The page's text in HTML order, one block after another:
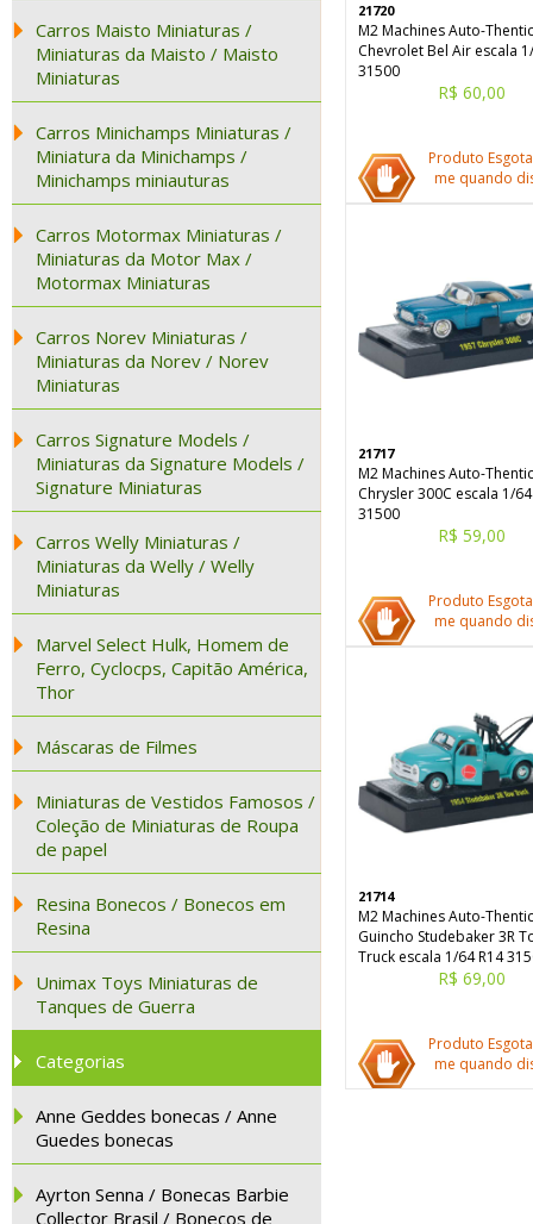
Carros Maisto Miniaturas /
Miniaturas da Maisto / Maisto
Miniaturas
Carros Minichamps Miniaturas /
Miniatura da Minichamps /
Minichamps miniauturas
Carros Motormax Miniaturas /
Miniaturas da Motor Max /
Motormax Miniaturas
Carros Norev Miniaturas /
Miniaturas da Norev / Norev
Miniaturas
Carros Signature Models /
Miniaturas da Signature Models /
Signature Miniaturas
Carros Welly Miniaturas /
Miniaturas da Welly / Welly
Miniaturas
Marvel Select Hulk, Homem de
Ferro, Cyclocps, Capitão América,
Thor
Máscaras de Filmes
Miniaturas de Vestidos Famosos /
Coleção de Miniaturas de Roupa
de papel
Resina Bonecos / Bonecos em
Resina
Unimax Toys Miniaturas de
Tanques de Guerra
Categorias
Anne Geddes bonecas / Anne
Guedes bonecas
Ayrton Senna / Bonecas Barbie
Collector Brasil / Bonecos de
21720
M2 Machines Auto-
Chevrolet Bel Air escala
31500
R$ 60,00
Produto
me quando
21717
M2 Machines Auto-
Chrysler 300C escala 1/
31500
R$ 59,00
Produto
me quando
21714
M2 Machines Auto-
Guincho Studebaker 3R
Truck escala 1/64 R14
R$ 69,00
Produto
me quando